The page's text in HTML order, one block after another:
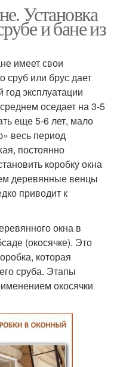
Установка
и бане из
имеет свои
сруб или брус дает
эксплуатации
оседает на 3-5
еще 5-6 лет, мало
весь период
постоянно
коробку окна
деревянные венцы
приводит к
окна в
(окосячке). Это
которая
сруба. Этапы
окосячки